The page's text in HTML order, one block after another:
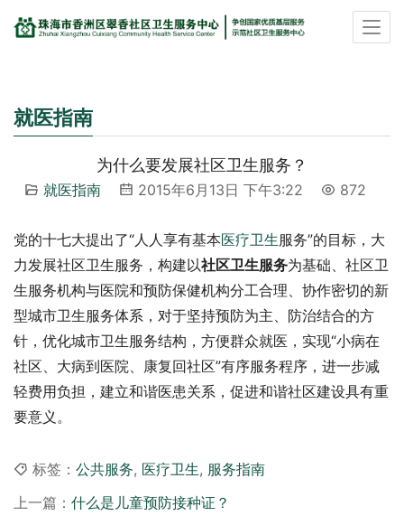
就医指南
为什么要发展社区卫生服务？
就医指南 2015年6月13日 下午3:22 872
党的十七大提出了“人人享有基本医疗卫生服务”的目标，大
力发展社区卫生服务，构建以社区卫生服务为基础、社区卫
生服务机构与医院和预防保健机构分工合理、协作密切的新
型城市卫生服务体系，对于坚持预防为主、防治结合的方
针，优化城市卫生服务结构，方便群众就医，实现“小病在
社区、大病到医院、康复回社区”有序服务程序，进一步减
轻费用负担，建立和谐医患关系，促进和谐社区建设具有重
要意义。
标签： 公共服务, 医疗卫生, 服务指南
上一篇： 什么是儿童预防接种证？